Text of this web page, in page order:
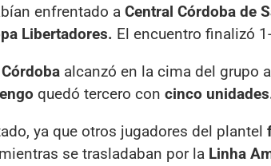
enfrentado a Central Córdoba de
Libertadores. El encuentro finalizó
alcanzó en la cima del grupo a
quedó tercero con cinco
ya que otros jugadores del plantel
se trasladaban por la Linha